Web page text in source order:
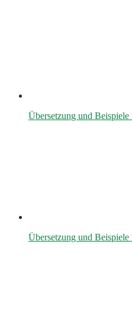
Übersetzung und
Übersetzung und